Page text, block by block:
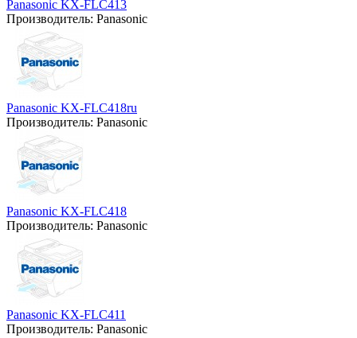
Panasonic KX-FLC413
Производитель: Panasonic
Panasonic KX-FLC418ru
Производитель: Panasonic
Panasonic KX-FLC418
Производитель: Panasonic
Panasonic KX-FLC411
Производитель: Panasonic